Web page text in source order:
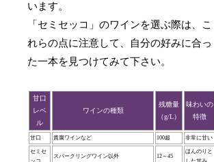
います。
「セミセッコ」のワインを選ぶ際は、こ
れらの点に注意して、自分の好みに合っ
た一本を見つけてみて下さい。
甘口
レベ
ル
ワインの種類
残糖量
（g/L）
味わいの
特徴
甘口 貴腐ワインなど 100超 非常に甘い
セミセ
スパークリングワイン以外 12～45
ほんのりと